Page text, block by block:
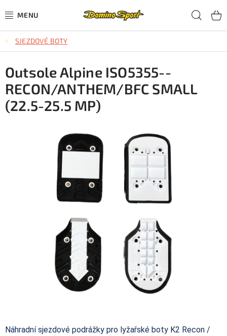
na
CYKLISTIKA
SJEZDOVÉ LYŽOVÁNÍ
SKIALPOVÉ LYŽOVÁNÍ
OBLEČENÍ A OBUV
Půjčovna lyží a SNB
Naše prodejna
SJEZDOVÉ BOTY
Náhradní sjezdové podrážky pro lyžařské boty K2 Recon /
Outsole Alpine ISO5355--
RECON/ANTHEM/BFC SMALL
(22.5-25.5 MP)